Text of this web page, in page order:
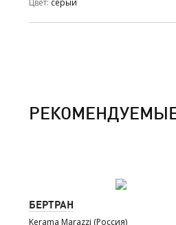
БЕРТРАН
Kerama Marazzi (Россия)